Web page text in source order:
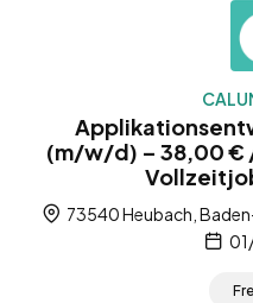
(m/w/d) – 38,00 €
73540 Heubach,